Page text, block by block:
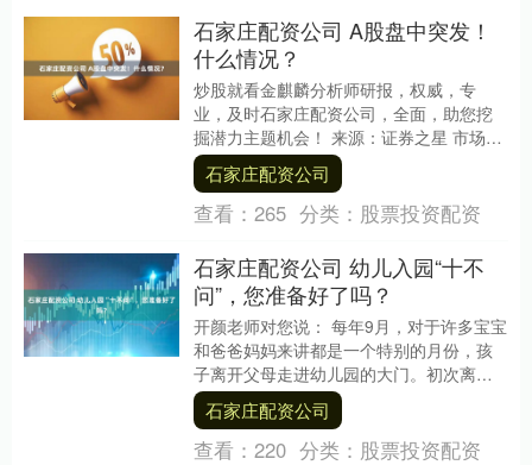
石家庄配资公司 A股盘中突发！
什么情况？
炒股就看金麒麟分析师研报，权威，专
业，及时石家庄配资公司，全面，助您挖
掘潜力主题机会！ 来源：证券之星 市场全
天震荡分化，三大指数涨跌不一。创业板
指黄白分时线明....
石家庄配资公司
查看： 265 分类： 股票投资配资
石家庄配资公司 幼儿入园“十不
问”，您准备好了吗？
开颜老师对您说： 每年9月，对于许多宝宝
和爸爸妈妈来讲都是一个特别的月份，孩
子离开父母走进幼儿园的大门。初次离开
父母怀抱的宝宝们，遭遇各种不适，还不
太会表达的宝....
石家庄配资公司
查看： 220 分类： 股票投资配资